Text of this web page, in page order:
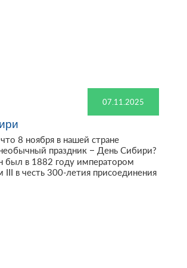
07.11.2025
8 ноября в нашей стране
праздник – День Сибири?
был в 1882 году императором
III в честь 300-летия присоединения